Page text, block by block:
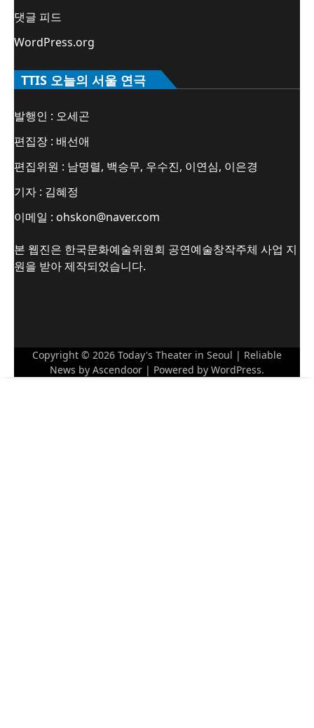
댓글 피드
WordPress.org
TTIS 오늘의 서울 연극
발행인 : 오세곤
편집장 : 배선애
편집위원 : 남명렬, 백승무, 우수진, 이연심, 이은경
기자 : 김혜정
이메일 : ohskon@naver.com
본 웹진은 한국문화예술위원회 공연예술창작주체 사업 지
원을 받아 제작되었습니다.
Copyright © 2026 Today's Theater in Seoul | Reliable
News by Ascendoor | Powered by WordPress.